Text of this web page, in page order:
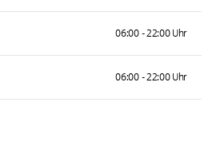
06:00 - 22:00 Uhr
06:00 - 22:00 Uhr